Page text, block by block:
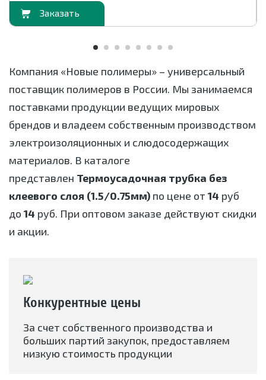
Компания «Новые полимеры» – универсальный
поставщик полимеров в России. Мы занимаемся
поставками продукции ведущих мировых
брендов и владеем собственным производством
электроизоляционных и слюдосодержащих
материалов. В каталоге
представлен Термоусадочная трубка без
клеевого слоя (1.5/0.75мм) по цене от 14 руб
до 14 руб. При оптовом заказе действуют скидки
и акции.
Конкурентные цены
За счет собственного производства и
больших партий закупок, предоставляем
низкую стоимость продукции